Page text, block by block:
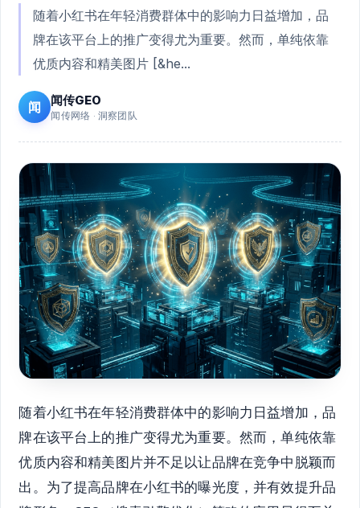
随着小红书在年轻消费群体中的影响力日益增加，品
牌在该平台上的推广变得尤为重要。然而，单纯依靠
优质内容和精美图片 [&he...
闻 闻传GEO
闻传网络 · 洞察团队
随着小红书在年轻消费群体中的影响力日益增加，品
牌在该平台上的推广变得尤为重要。然而，单纯依靠
优质内容和精美图片并不足以让品牌在竞争中脱颖而
出。为了提高品牌在小红书的曝光度，并有效提升品